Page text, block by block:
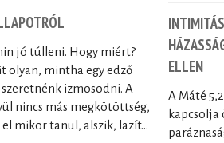
jó túlleni. Hogy miért?
olyan, mintha egy edző
izmosodni. A
nincs más megkötöttség,
mikor tanul, alszik, lazít…
ELLEN
A Máté
kapcsolja